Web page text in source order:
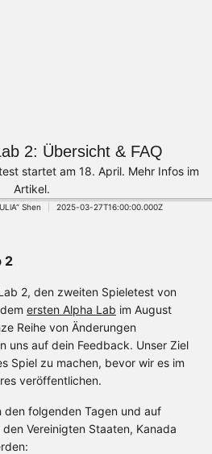
2: Übersicht & FAQ
startet am 18. April. Mehr Infos im
Artikel.
Shen 2025-03-27T16:00:00.000Z
2
2, den zweiten Spieletest von
ersten Alpha Lab im August
Reihe von Änderungen
uns auf dein Feedback. Unser Ziel
Spiel zu machen, bevor wir es im
veröffentlichen.
den folgenden Tagen und auf
Vereinigten Staaten, Kanada